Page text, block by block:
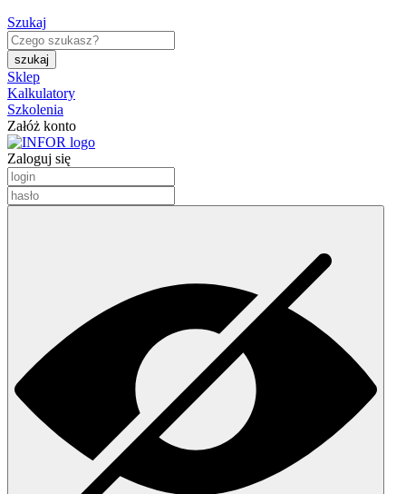
Szukaj
Sklep
Kalkulatory
Szkolenia
Załóż konto
Zaloguj się